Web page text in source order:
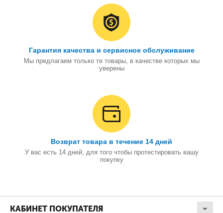
Гарантия качества и сервисное обслуживание
Мы предлагаем только те товары, в качестве которых мы
уверены
Возврат товара в течение 14 дней
У вас есть 14 дней, для того чтобы протестировать вашу
покупку
КАБИНЕТ ПОКУПАТЕЛЯ